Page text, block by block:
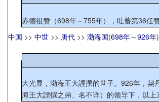
赤德祖赞（698年－755年），吐蕃第36任
中国 >> 中世 >> 唐代 >> 渤海国(698年～926年)
大光显，渤海王大諲撰的世子。926年，
海王大諲撰之弟、名不详）的领导下，以